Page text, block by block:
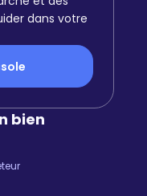
dans votre
bien